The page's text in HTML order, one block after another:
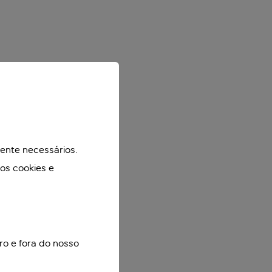
necessários.
cookies e
e fora do nosso